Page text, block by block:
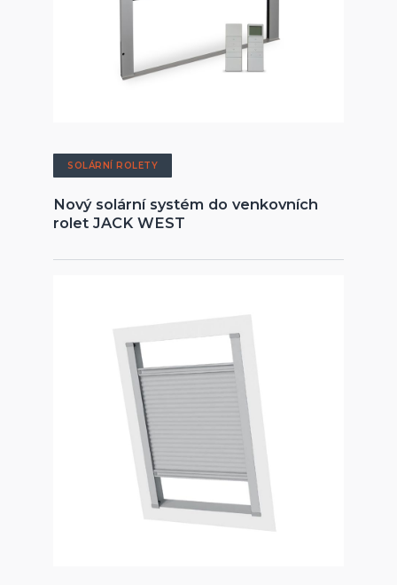
SOLÁRNÍ ROLETY
Nový solární systém do venkovních
rolet JACK WEST